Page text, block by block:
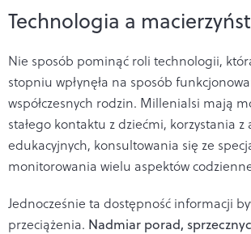
Technologia a
Nie sposób pominąć roli technologii,
stopniu wpłynęła na sposób
współczesnych rodzin. Millenialsi mają
stałego kontaktu z dziećmi, korzystania z
edukacyjnych, konsultowania się ze
monitorowania wielu aspektów
Jednocześnie ta dostępność informacji
przeciążenia. Nadmiar porad,